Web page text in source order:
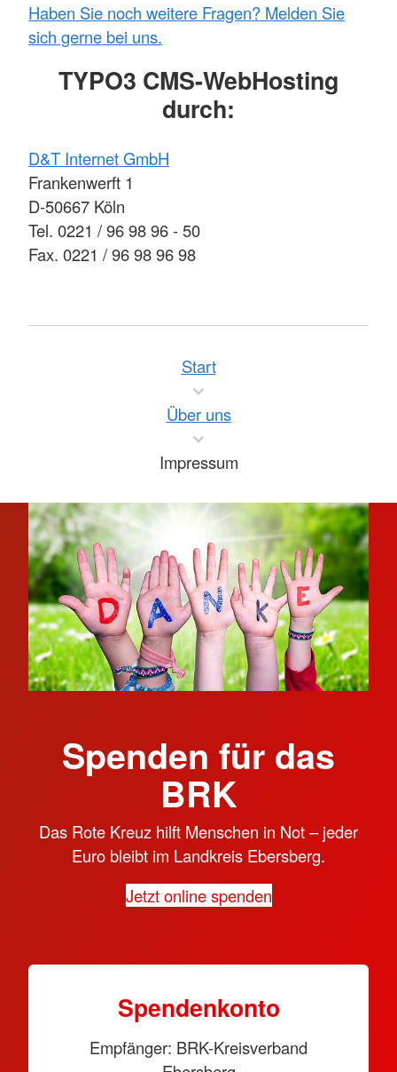
Haben Sie noch weitere Fragen? Melden Sie
sich gerne bei uns.
TYPO3 CMS-WebHosting
durch:
D&T Internet GmbH
Frankenwerft 1
D-50667 Köln
Tel. 0221 / 96 98 96 - 50
Fax. 0221 / 96 98 96 98
Start
Über uns
Impressum
Spenden für das
BRK
Das Rote Kreuz hilft Menschen in Not – jeder
Euro bleibt im Landkreis Ebersberg.
Jetzt online spenden
Spendenkonto
Empfänger: BRK-Kreisverband